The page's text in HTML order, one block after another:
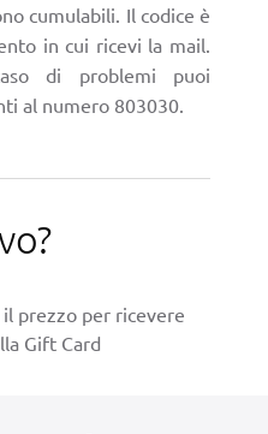
cumulabili. Il codice è
in cui ricevi la mail.
di problemi puoi
al numero 803030.
prezzo per ricevere
Gift Card